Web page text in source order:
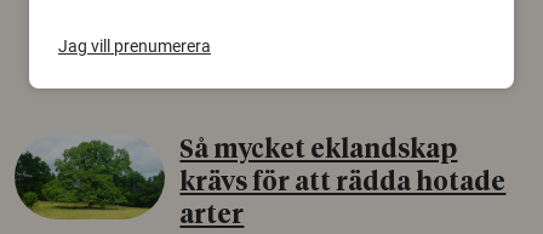
Arkeologi
Så mycket eklandskap
krävs för att rädda hotade
arter
Jag vill prenumerera